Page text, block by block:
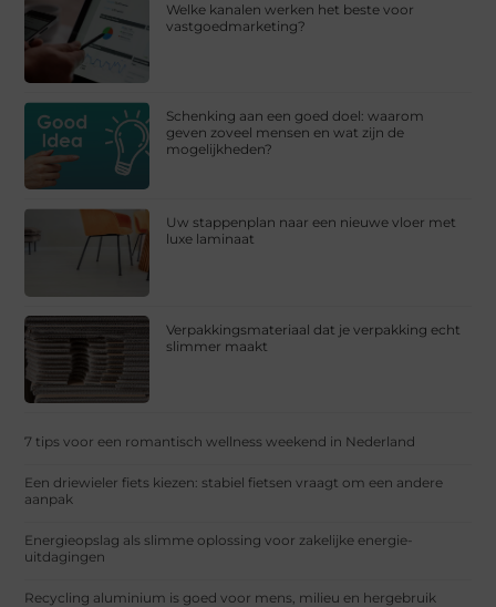
Welke kanalen werken het beste voor
vastgoedmarketing?
Schenking aan een goed doel: waarom
geven zoveel mensen en wat zijn de
mogelijkheden?
Uw stappenplan naar een nieuwe vloer met
luxe laminaat
Verpakkingsmateriaal dat je verpakking echt
slimmer maakt
7 tips voor een romantisch wellness weekend in Nederland
Een driewieler fiets kiezen: stabiel fietsen vraagt om een andere
aanpak
Energieopslag als slimme oplossing voor zakelijke energie-
uitdagingen
Recycling aluminium is goed voor mens, milieu en hergebruik